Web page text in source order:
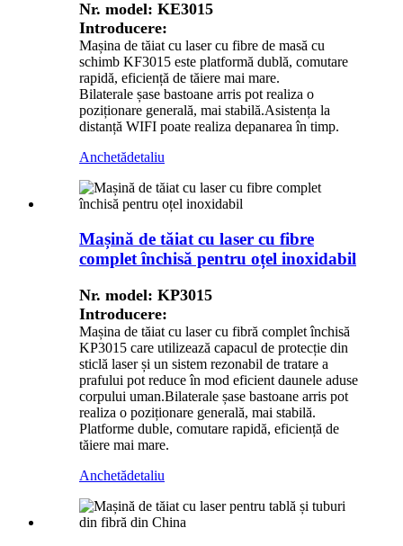
Nr. model: KE3015
Introducere:
Mașina de tăiat cu laser cu fibre de masă cu
schimb KF3015 este platformă dublă, comutare
rapidă, eficiență de tăiere mai mare.
Bilaterale șase bastoane arris pot realiza o
poziționare generală, mai stabilă.Asistența la
distanță WIFI poate realiza depanarea în timp.
Anchetădetaliu
Mașină de tăiat cu laser cu fibre
complet închisă pentru oțel inoxidabil
Nr. model: KP3015
Introducere:
Mașina de tăiat cu laser cu fibră complet închisă
KP3015 care utilizează capacul de protecție din
sticlă laser și un sistem rezonabil de tratare a
prafului pot reduce în mod eficient daunele aduse
corpului uman.Bilaterale șase bastoane arris pot
realiza o poziționare generală, mai stabilă.
Platforme duble, comutare rapidă, eficiență de
tăiere mai mare.
Anchetădetaliu